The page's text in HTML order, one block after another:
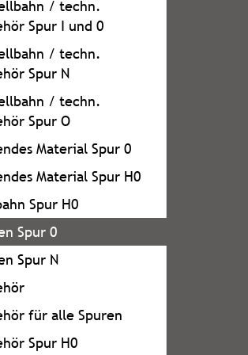
/ techn.
Spur I und 0
/ techn.
Spur N
/ techn.
Spur O
Material Spur 0
Material Spur H0
Spur H0
Spur 0
Spur N
für alle Spuren
Spur H0